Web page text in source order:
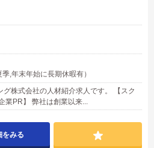
,年末年始に長期休暇有）
株式会社の人材紹介求人です。 【スク
業PR】 弊社は創業以来...
をみる